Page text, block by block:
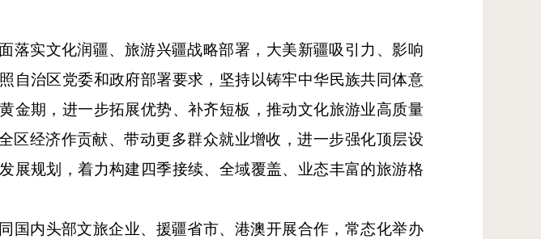
落实文化润疆、旅游兴疆战略部署，大美新疆吸引力、影响
自治区党委和政府部署要求，坚持以铸牢中华民族共同体意
金期，进一步拓展优势、补齐短板，推动文化旅游业高质量
区经济作贡献、带动更多群众就业增收，进一步强化顶层设
展规划，着力构建四季接续、全域覆盖、业态丰富的旅游格
国内头部文旅企业、援疆省市、港澳开展合作，常态化举办